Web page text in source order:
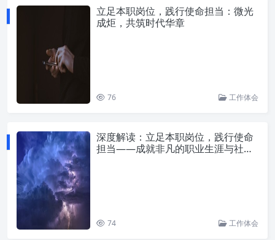
立足本职岗位，践行使命担当：微光
成炬，共筑时代华章
76 工作体会
深度解读：立足本职岗位，践行使命
担当——成就非凡的职业生涯与社会
74 工作体会